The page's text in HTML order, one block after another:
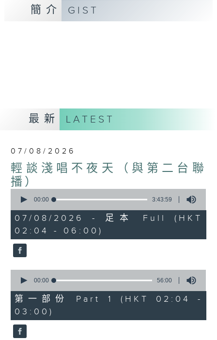
簡介 GIST
最新 LATEST
07/08/2026
輕談淺唱不夜天（與第二台聯
播）
seconds
3
hours,
43
minutes,
59
seconds
00:00 3:43:59
07/08/2026 - 足本 Full (HKT
02:04 - 06:00)
seconds
56
minutes,
0
seconds
00:00 56:00
第一部份 Part 1 (HKT 02:04 -
03:00)